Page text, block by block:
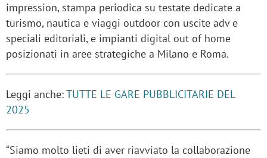
impression, stampa periodica su testate dedicate a
turismo, nautica e viaggi outdoor con uscite adv e
speciali editoriali, e impianti digital out of home
posizionati in aree strategiche a Milano e Roma.
Leggi anche:TUTTE LE GARE PUBBLICITARIE DEL
2025
“Siamo molto lieti di aver riavviato la collaborazione